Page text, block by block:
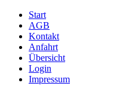
Start
AGB
Kontakt
Anfahrt
Übersicht
Login
Impressum